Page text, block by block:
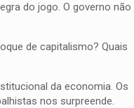
do jogo. O governo não
de capitalismo? Quais
da economia. Os
nos surpreende.